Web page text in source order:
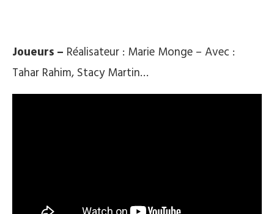
Joueurs – Réalisateur : Marie Monge – Avec :
Tahar Rahim, Stacy Martin…